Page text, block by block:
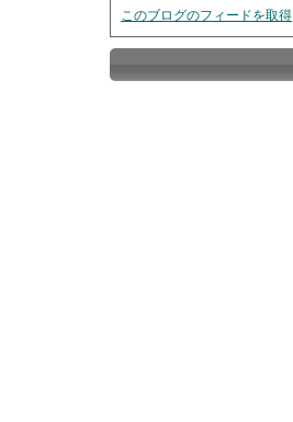
このブログのフィードを取得